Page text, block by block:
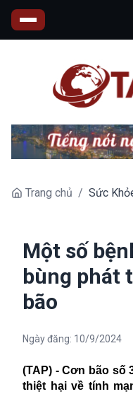
Trang chủ / Sức
Một số
bùng phát
bão
Ngày đăng: 10/9/2024
(TAP) - Cơn bão số
thiệt hại về tính